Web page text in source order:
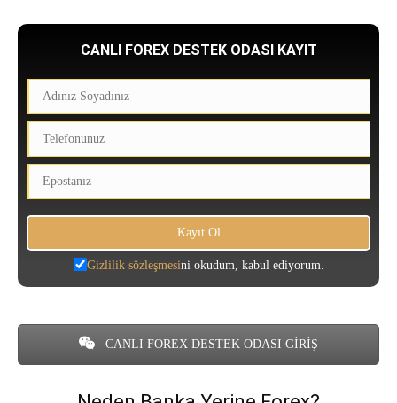
CANLI FOREX DESTEK ODASI KAYIT
Gizlilik sözleşmesini okudum, kabul ediyorum.
CANLI FOREX DESTEK ODASI GİRİŞ